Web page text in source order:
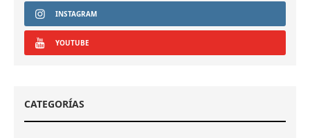
INSTAGRAM
YOUTUBE
CATEGORÍAS